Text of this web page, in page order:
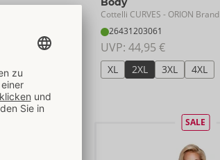
Cottelli CURVES - ORION Brand
26431203061
UVP: 44,95 €
XL 2XL 3XL 4XL
SALE